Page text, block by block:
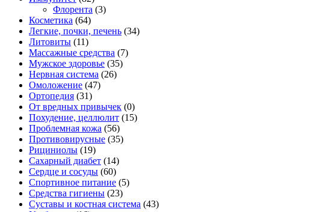
Флорента (3)
Косметика (64)
Легкие, почки, печень (34)
Литовиты (11)
Массажные средства (7)
Мужское здоровье (35)
Нервная система (26)
Омоложение (47)
Ортопедия (31)
От вредных привычек (0)
Похудение, целлюлит (15)
Проблемная кожа (56)
Противовирусные (35)
Рициниолы (19)
Сахарный диабет (14)
Сердце и сосуды (60)
Спортивное питание (5)
Средства гигиены (23)
Суставы и костная система (43)